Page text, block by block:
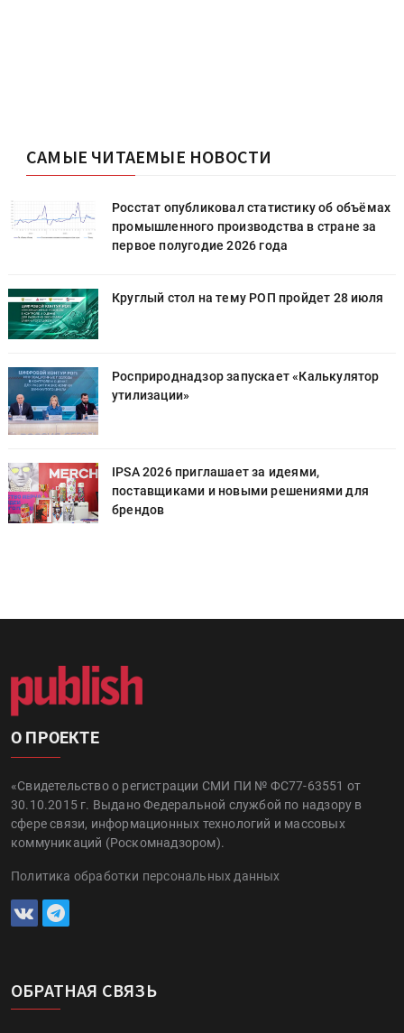
САМЫЕ ЧИТАЕМЫЕ НОВОСТИ
Росстат опубликовал статистику об объёмах
промышленного производства в стране за
первое полугодие 2026 года
Круглый стол на тему РОП пройдет 28 июля
Росприроднадзор запускает «Калькулятор
утилизации»
IPSA 2026 приглашает за идеями,
поставщиками и новыми решениями для
брендов
О ПРОЕКТЕ
«Свидетельство о регистрации СМИ ПИ № ФС77-63551 от
30.10.2015 г. Выдано Федеральной службой по надзору в
сфере связи, информационных технологий и массовых
коммуникаций (Роскомнадзором).
Политика обработки персональных данных
ОБРАТНАЯ СВЯЗЬ